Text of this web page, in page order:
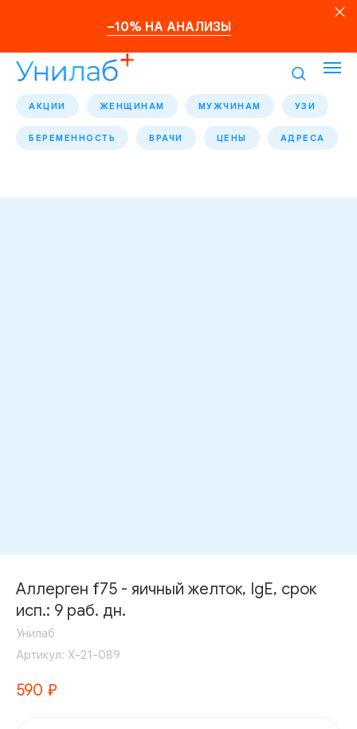
–10% НА АНАЛИЗЫ
АКЦИИ ЖЕНЩИНАМ МУЖЧИНАМ УЗИ
БЕРЕМЕННОСТЬ ВРАЧИ ЦЕНЫ АДРЕСА
Аллерген f75 - яичный желток, IgE, срок
исп.: 9 раб. дн.
Унилаб
Артикул: Х-21-089
590 ₽